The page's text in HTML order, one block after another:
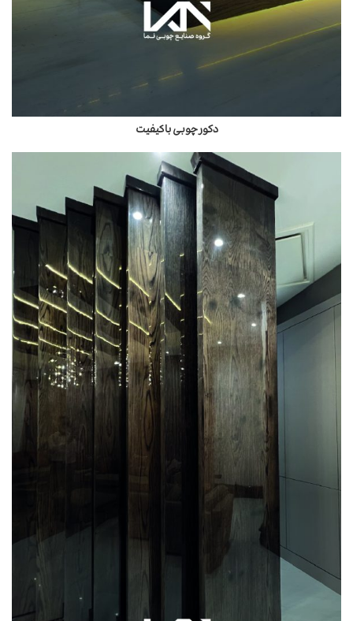
دکور چوبی باکیفیت